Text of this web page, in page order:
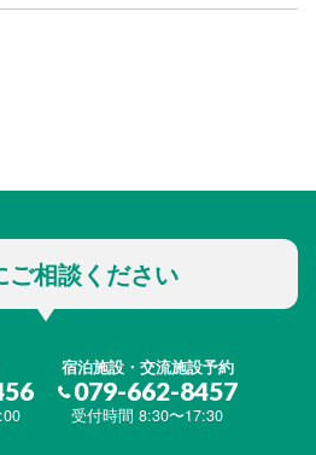
ご相談ください
宿泊施設・交流施設予約
079-662-8457
受付時間 8:30〜17:30